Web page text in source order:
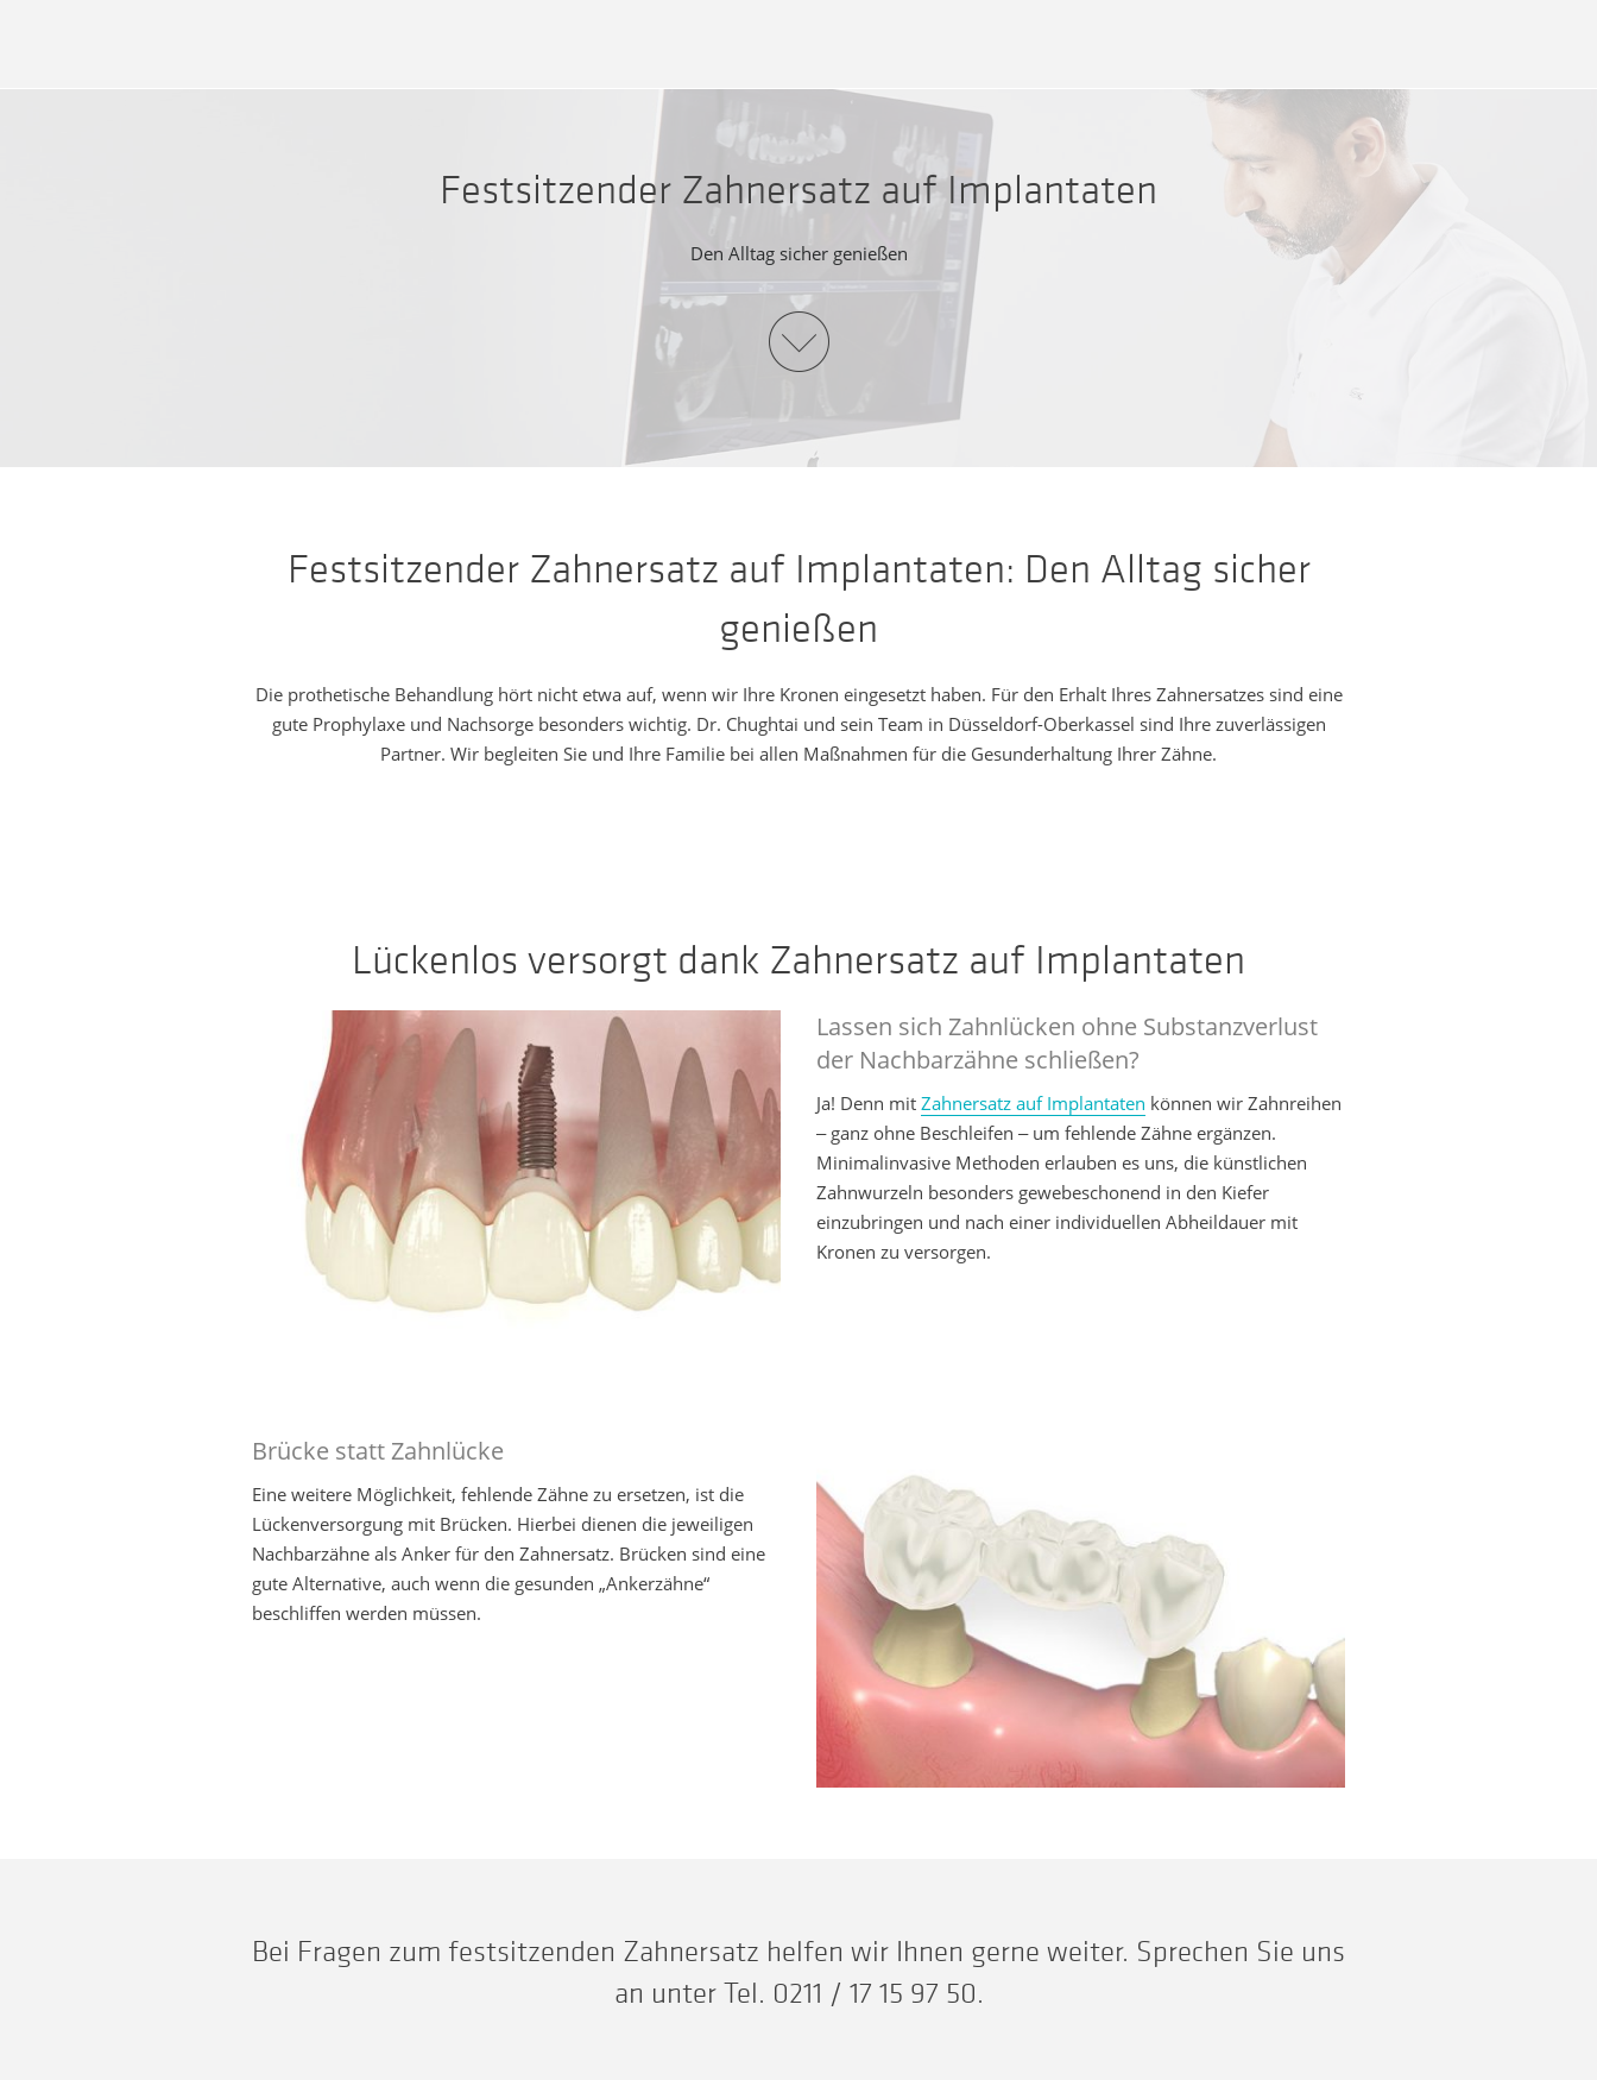
Festsitzender Zahnersatz auf Implantaten
Den Alltag sicher genießen
Festsitzender Zahnersatz auf Implantaten: Den Alltag sicher
genießen
Die prothetische Behandlung hört nicht etwa auf, wenn wir Ihre Kronen eingesetzt haben. Für den Erhalt Ihres Zahnersatzes sind eine
gute Prophylaxe und Nachsorge besonders wichtig. Dr. Chughtai und sein Team in Düsseldorf-Oberkassel sind Ihre zuverlässigen
Partner. Wir begleiten Sie und Ihre Familie bei allen Maßnahmen für die Gesunderhaltung Ihrer Zähne.
Lückenlos versorgt dank Zahnersatz auf Implantaten
Lassen sich Zahnlücken ohne Substanzverlust
der Nachbarzähne schließen?
Ja! Denn mit Zahnersatz auf Implantaten können wir Zahnreihen
‒ ganz ohne Beschleifen ‒ um fehlende Zähne ergänzen.
Minimalinvasive Methoden erlauben es uns, die künstlichen
Zahnwurzeln besonders gewebeschonend in den Kiefer
einzubringen und nach einer individuellen Abheildauer mit
Kronen zu versorgen.
Brücke statt Zahnlücke
Eine weitere Möglichkeit, fehlende Zähne zu ersetzen, ist die
Lückenversorgung mit Brücken. Hierbei dienen die jeweiligen
Nachbarzähne als Anker für den Zahnersatz. Brücken sind eine
gute Alternative, auch wenn die gesunden „Ankerzähne“
beschliffen werden müssen.
Bei Fragen zum festsitzenden Zahnersatz helfen wir Ihnen gerne weiter. Sprechen Sie uns
an unter Tel. 0211 / 17 15 97 50.